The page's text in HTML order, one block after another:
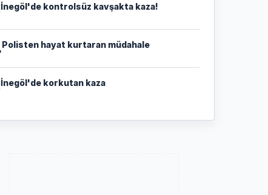
İnegöl'de kontrolsüz kavşakta kaza!
Polisten hayat kurtaran müdahale
İnegöl'de korkutan kaza